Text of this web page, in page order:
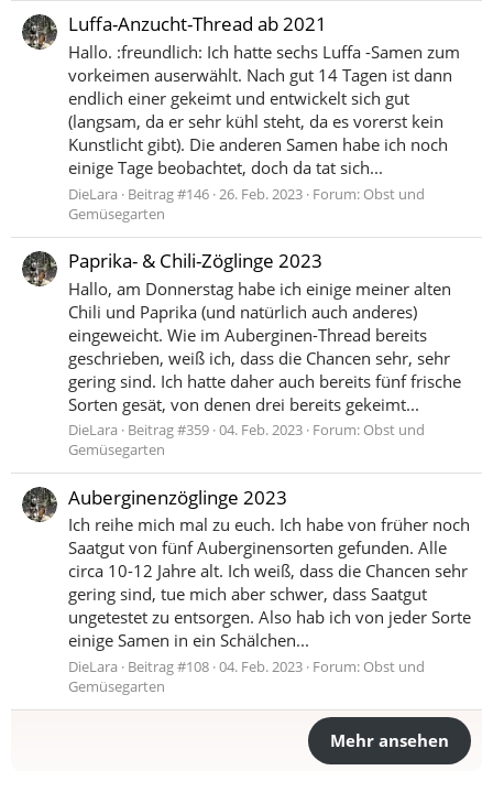
Luffa-Anzucht-Thread ab 2021
Hallo. :freundlich: Ich hatte sechs Luffa -Samen zum
vorkeimen auserwählt. Nach gut 14 Tagen ist dann
endlich einer gekeimt und entwickelt sich gut
(langsam, da er sehr kühl steht, da es vorerst kein
Kunstlicht gibt). Die anderen Samen habe ich noch
einige Tage beobachtet, doch da tat sich...
DieLara Beitrag #146 26. Feb. 2023 Forum: Obst und
Gemüsegarten
Paprika- & Chili-Zöglinge 2023
Hallo, am Donnerstag habe ich einige meiner alten
Chili und Paprika (und natürlich auch anderes)
eingeweicht. Wie im Auberginen-Thread bereits
geschrieben, weiß ich, dass die Chancen sehr, sehr
gering sind. Ich hatte daher auch bereits fünf frische
Sorten gesät, von denen drei bereits gekeimt...
DieLara Beitrag #359 04. Feb. 2023 Forum: Obst und
Gemüsegarten
Auberginenzöglinge 2023
Ich reihe mich mal zu euch. Ich habe von früher noch
Saatgut von fünf Auberginensorten gefunden. Alle
circa 10-12 Jahre alt. Ich weiß, dass die Chancen sehr
gering sind, tue mich aber schwer, dass Saatgut
ungetestet zu entsorgen. Also hab ich von jeder Sorte
einige Samen in ein Schälchen...
DieLara Beitrag #108 04. Feb. 2023 Forum: Obst und
Gemüsegarten
Mehr ansehen